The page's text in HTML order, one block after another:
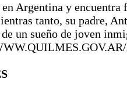
Argentina y
tanto, su padre,
un sueño de joven